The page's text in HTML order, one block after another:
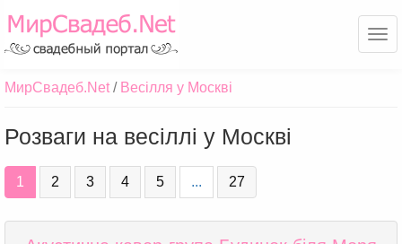
МирСвадеб.Net Весілля у Москві
Розваги на весіллі у Москві
1 2 3 4 5 ... 27